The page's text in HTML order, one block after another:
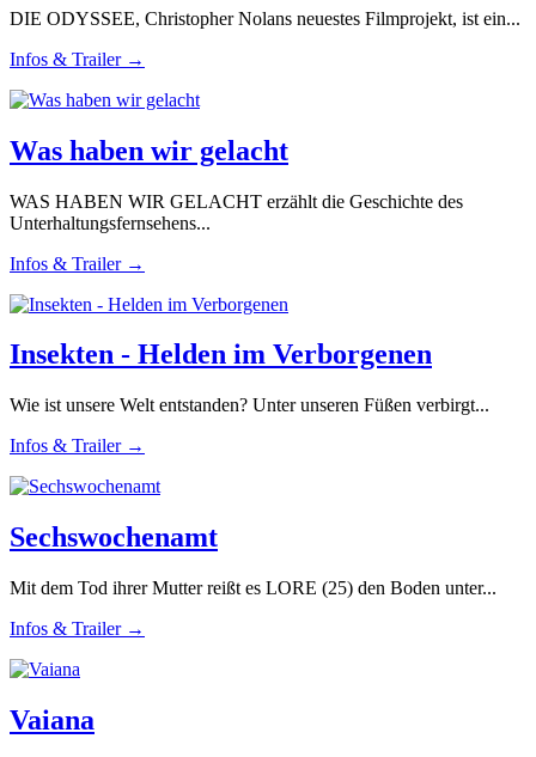
DIE ODYSSEE, Christopher Nolans neuestes Filmprojekt, ist ein...
Infos & Trailer →
Was haben wir gelacht
WAS HABEN WIR GELACHT erzählt die Geschichte des
Unterhaltungsfernsehens...
Infos & Trailer →
Insekten - Helden im Verborgenen
Wie ist unsere Welt entstanden? Unter unseren Füßen verbirgt...
Infos & Trailer →
Sechswochenamt
Mit dem Tod ihrer Mutter reißt es LORE (25) den Boden unter...
Infos & Trailer →
Vaiana